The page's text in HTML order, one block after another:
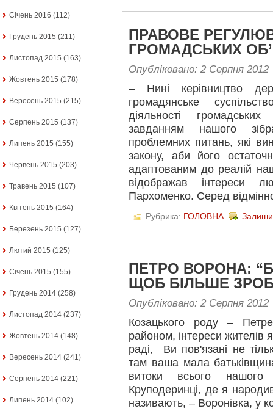
Січень 2016 (112)
Грудень 2015 (211)
Листопад 2015 (163)
Жовтень 2015 (178)
Вересень 2015 (215)
Серпень 2015 (137)
Липень 2015 (155)
Червень 2015 (203)
Травень 2015 (107)
Квітень 2015 (164)
Березень 2015 (127)
Лютий 2015 (125)
Січень 2015 (155)
Грудень 2014 (258)
Листопад 2014 (237)
Жовтень 2014 (148)
Вересень 2014 (241)
Серпень 2014 (221)
Липень 2014 (102)
ПРАВОВЕ
ГРОМАДСЬКИХ
Опубліковано: 2 Серпня 2012
– Нині керівництво
громадянське
діяльності
завданням нашого
проблемних питань, які
закону, аби його
адаптованим до реалій
відображав інтереси
Пархоменко. Серед
Рубрика: ГОЛОВНА
ПЕТРО ВОРОНА:
ЩОБ БІЛЬШЕ
Опубліковано: 2 Серпня 2012
Козацького роду –
районом, інтереси жителів
раді, Ви пов'язані не
там ваша мала
витоки всього
Круподеринці, де я
називають, – Воронівка, у